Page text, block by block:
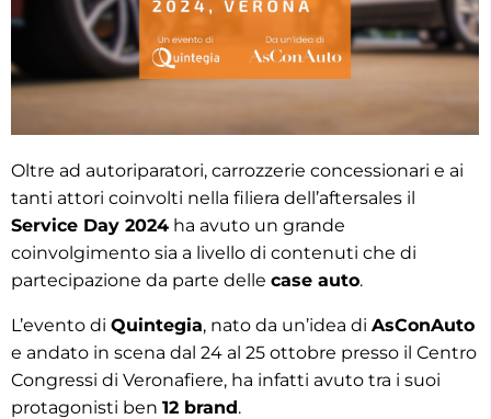
Oltre ad autoriparatori, carrozzerie concessionari e ai
tanti attori coinvolti nella filiera dell’aftersales il
Service Day 2024 ha avuto un grande
coinvolgimento sia a livello di contenuti che di
partecipazione da parte delle case auto.
L’evento di Quintegia, nato da un’idea di AsConAuto
e andato in scena dal 24 al 25 ottobre presso il Centro
Congressi di Veronafiere, ha infatti avuto tra i suoi
protagonisti ben 12 brand.